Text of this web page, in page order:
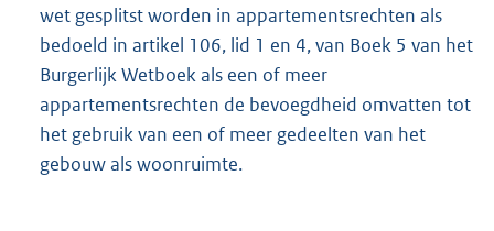
wet gesplitst worden in appartementsrechten als
bedoeld in artikel 106, lid 1 en 4, van Boek 5 van het
Burgerlijk Wetboek als een of meer
appartementsrechten de bevoegdheid omvatten tot
het gebruik van een of meer gedeelten van het
gebouw als woonruimte.